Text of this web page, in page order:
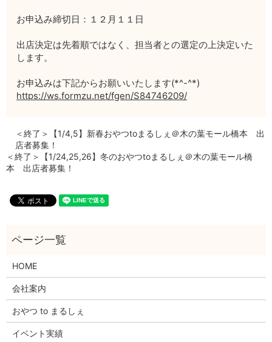
お申込み締切日：１２月１１日
出店決定は先着順ではなく、担当者との選定の上決定いた
します。
お申込みは下記からお願いいたします(*^-^*)
https://ws.formzu.net/fgen/S84746209/
＜終了＞【1/4,5】新春おやつtoまるしぇ＠木の葉モール橋本 出
店者募集！
＜終了＞【1/24,25,26】冬のおやつtoまるしぇ＠木の葉モール橋
本 出店者募集！
HOME
会社案内
おやつ to まるしぇ
イベント実績